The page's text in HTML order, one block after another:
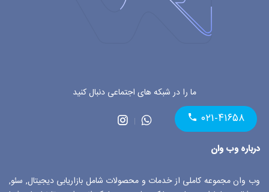
درباره وب وان
وب وان مجموعه کاملی از خدمات و محصولات شامل بازاریابی دیجیتال, سئو,
ما را در شبکه های اجتماعی دنبال کنید
۰۲۱-۴۱۶۵۸